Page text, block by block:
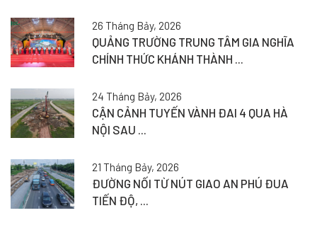
26 Tháng Bảy, 2026
QUẢNG TRƯỜNG TRUNG TÂM GIA NGHĨA
CHÍNH THỨC KHÁNH THÀNH ...
24 Tháng Bảy, 2026
CẬN CẢNH TUYẾN VÀNH ĐAI 4 QUA HÀ
NỘI SAU ...
21 Tháng Bảy, 2026
ĐƯỜNG NỐI TỪ NÚT GIAO AN PHÚ ĐUA
TIẾN ĐỘ, ...